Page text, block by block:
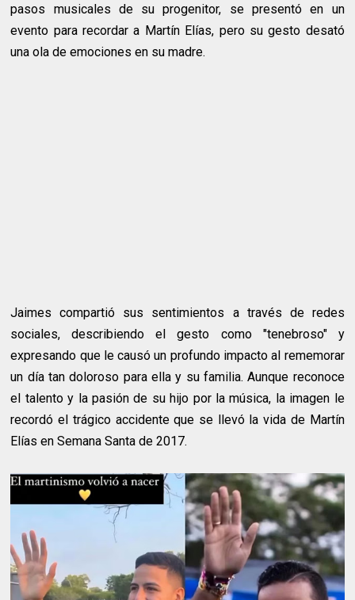
pasos musicales de su progenitor, se presentó en un
evento para recordar a Martín Elías, pero su gesto desató
una ola de emociones en su madre.
Jaimes compartió sus sentimientos a través de redes
sociales, describiendo el gesto como "tenebroso" y
expresando que le causó un profundo impacto al rememorar
un día tan doloroso para ella y su familia. Aunque reconoce
el talento y la pasión de su hijo por la música, la imagen le
recordó el trágico accidente que se llevó la vida de Martín
Elías en Semana Santa de 2017.